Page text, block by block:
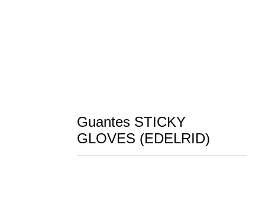
Guantes STICKY
GLOVES (EDELRID)